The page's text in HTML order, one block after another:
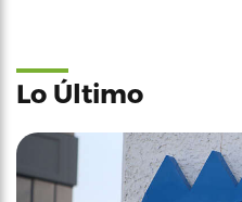
Lo Último